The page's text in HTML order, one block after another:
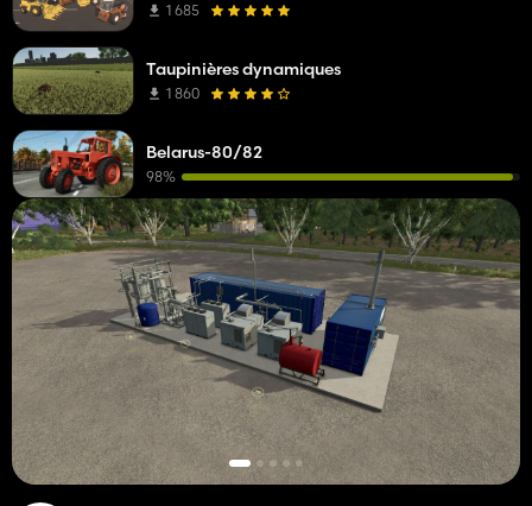
1 685
Taupinières dynamiques
1 860
Belarus-80/82
98%